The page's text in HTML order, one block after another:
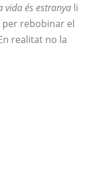
vida és estranya li
per rebobinar el
realitat no la